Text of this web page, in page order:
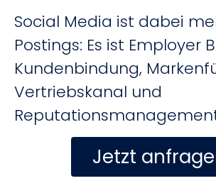
Social Media ist dabei
Postings: Es ist Employer
Kundenbindung,
Vertriebskanal und
Jetzt